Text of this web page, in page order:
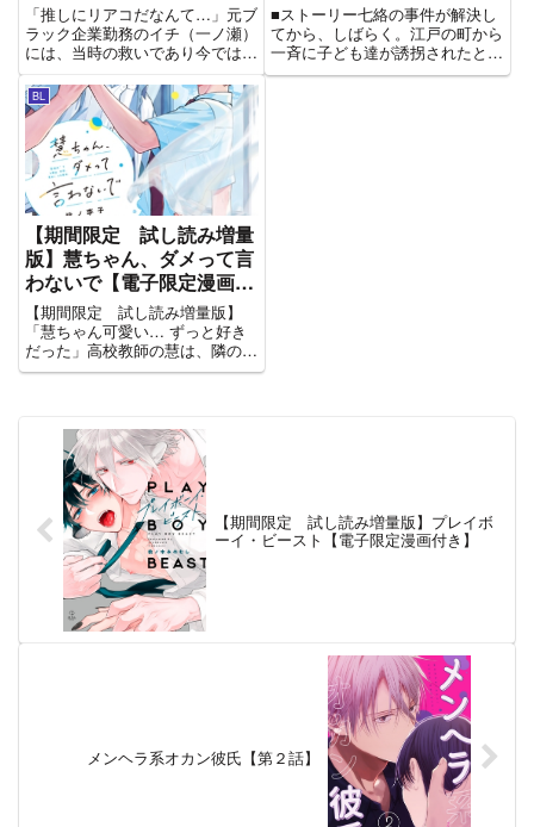
「推しにリアコだなんて…」元ブ
ラック企業勤務のイチ（一ノ瀬）
には、当時の救いであり今では聴
る動画配信者"ドア"がいて、いつ
しかその声に劣情を抱くようにな
っていた。そんなおり、現職の喫
茶店の常連客・トノ（戸野村）...
■ストーリー七絡の事件が解決し
てから、しばらく。江戸の町から
一斉に子ども達が誘拐されたと大
騒動になる。人外の仕業との見方
BL
【期間限定 試し読み増量
版】慧ちゃん、ダメって言
わないで【電子限定漫画付
き】
【期間限定 試し読み増量版】
「慧ちゃん可愛い… ずっと好き
だった」高校教師の慧は、隣の家
に住む斗真と家族のように過ごし
く思っていたある日、慧の恋愛対
象が男性であることが彼にバレて
【期間限定 試し読み増量版】プレイボ
ーイ・ビースト【電子限定漫画付き】
メンヘラ系オカン彼氏【第２話】